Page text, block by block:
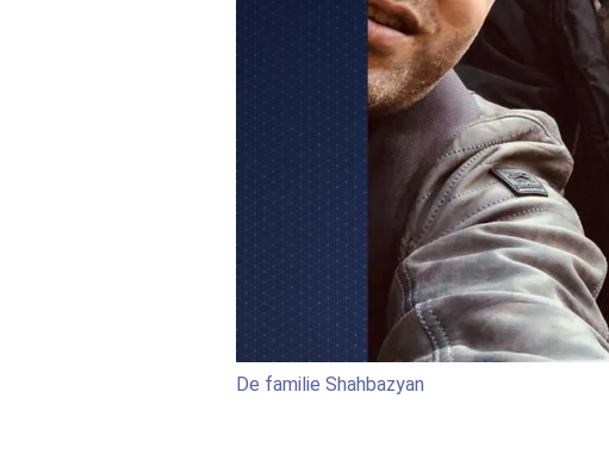
De familie Shahbazyan